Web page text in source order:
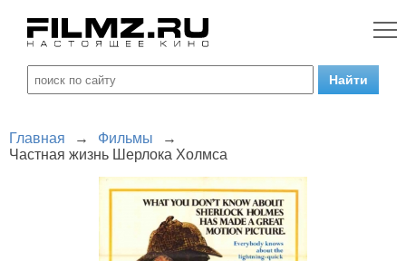
Главная → Фильмы
→
Частная жизнь Шерлока Холмса